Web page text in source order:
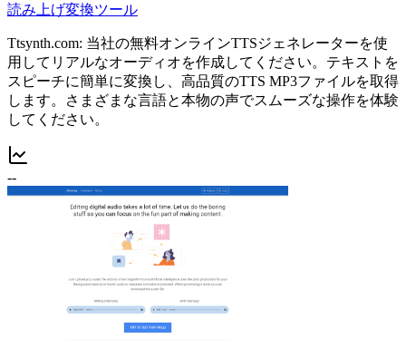
読み上げ変換ツール
Ttsynth.com: 当社の無料オンラインTTSジェネレーターを使
用してリアルなオーディオを作成してください。テキストを
スピーチに簡単に変換し、高品質のTTS MP3ファイルを取得
します。さまざまな言語と本物の声でスムーズな操作を体験
してください。
--